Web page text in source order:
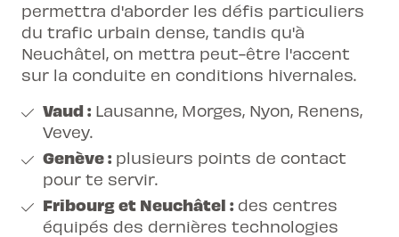
permettra d'aborder les défis particuliers
du trafic urbain dense, tandis qu'à
Neuchâtel, on mettra peut-être l'accent
sur la conduite en conditions hivernales.
Vaud : Lausanne, Morges, Nyon, Renens,
Vevey.
Genève : plusieurs points de contact
pour te servir.
Fribourg et Neuchâtel : des centres
équipés des dernières technologies